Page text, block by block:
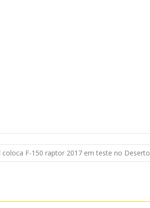
coloca F-150 raptor 2017 em teste no Deserto